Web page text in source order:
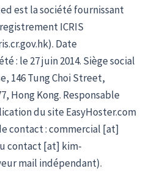
est la société fournissant
ICRIS
Date
: le 27 juin 2014. Siège social
146 Tung Choi Street,
Hong Kong. Responsable
du site EasyHoster.com
contact : commercial [at]
contact [at] kim-
mail indépendant).